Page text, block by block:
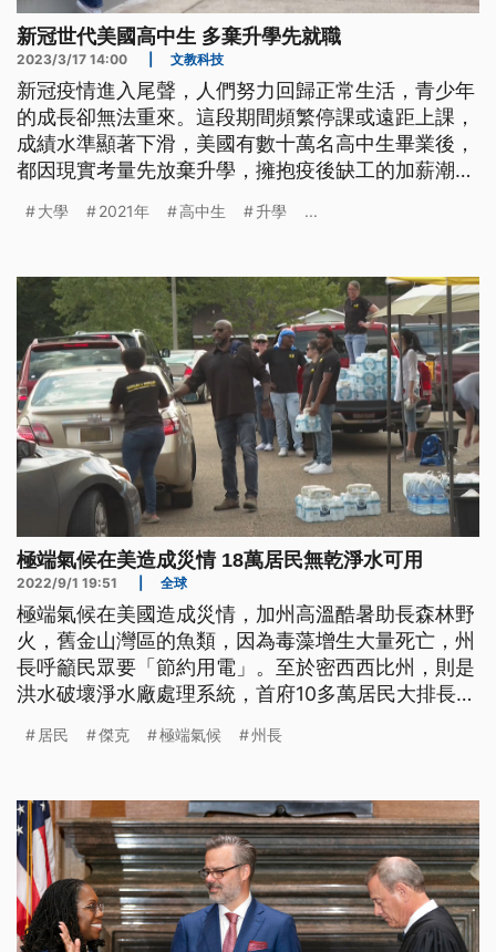
新冠世代美國高中生 多棄升學先就職
2023/3/17 14:00 文教科技
新冠疫情進入尾聲，人們努力回歸正常生活，青少年
的成長卻無法重來。這段期間頻繁停課或遠距上課，
成績水準顯著下滑，美國有數十萬名高中生畢業後，
都因現實考量先放棄升學，擁抱疫後缺工的加薪潮，
學費而卻步，整個世代發展出現變化，城鄉與種族差
大學 2021年 高中生 升學 ...
極端氣候在美造成災情 18萬居民無乾淨水可用
2022/9/1 19:51 全球
極端氣候在美國造成災情，加州高溫酷暑助長森林野
火，舊金山灣區的魚類，因為毒藻增生大量死亡，州
長呼籲民眾要「節約用電」。至於密西西比州，則是
洪水破壞淨水廠處理系統，首府10多萬居民大排長龍
居民 傑克 極端氣候 州長